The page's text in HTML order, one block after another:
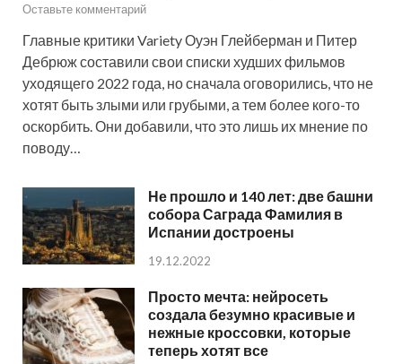
Оставьте комментарий
Главные критики Variety Оуэн Глейберман и Питер
Дебрюж составили свои списки худших фильмов
уходящего 2022 года, но сначала оговорились, что не
хотят быть злыми или грубыми, а тем более кого-то
оскорбить. Они добавили, что это лишь их мнение по
поводу…
Не прошло и 140 лет: две башни
собора Саграда Фамилия в
Испании достроены
19.12.2022
Просто мечта: нейросеть
создала безумно красивые и
нежные кроссовки, которые
теперь хотят все